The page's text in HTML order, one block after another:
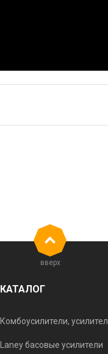
КАТАЛОГ
Комбоусилители,
Laney басовые усилители
вверх